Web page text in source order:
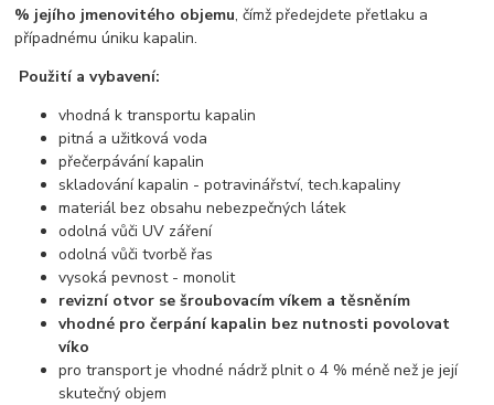
% jejího jmenovitého objemu, čímž předejdete přetlaku a
případnému úniku kapalin.
Použití a vybavení:
vhodná k transportu kapalin
pitná a užitková voda
přečerpávání kapalin
skladování kapalin - potravinářství, tech.kapaliny
materiál bez obsahu nebezpečných látek
odolná vůči UV záření
odolná vůči tvorbě řas
vysoká pevnost - monolit
revizní otvor se šroubovacím víkem a těsněním
vhodné pro čerpání kapalin bez nutnosti povolovat
víko
pro transport je vhodné nádrž plnit o 4 % méně než je její
skutečný objem